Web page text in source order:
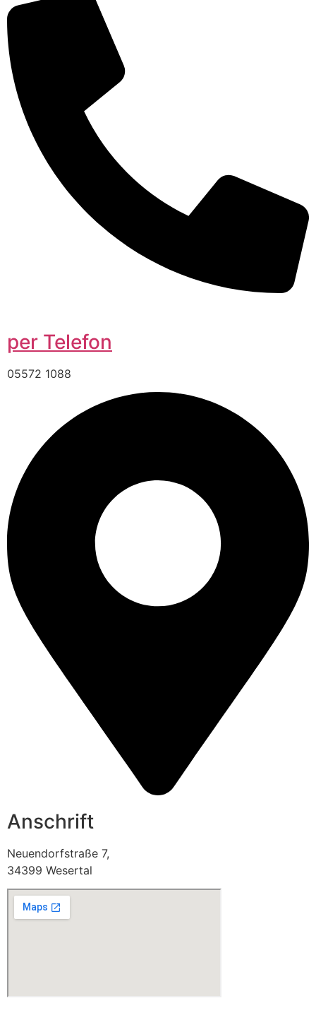
per Telefon
05572 1088
Anschrift
Neuendorfstraße 7,
34399 Wesertal